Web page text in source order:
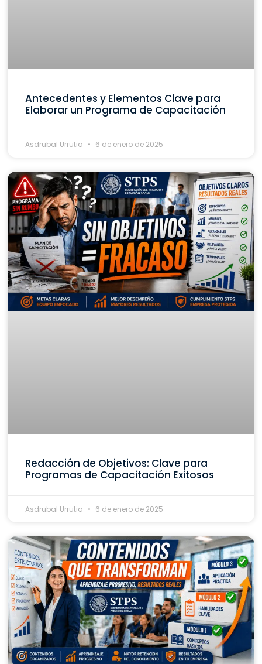
Antecedentes y Elementos Clave para
Elaborar un Programa de Capacitación
Asdrubal Urrutia 6 de enero de 2025
Redacción de Objetivos: Clave para
Programas de Capacitación Exitosos
Asdrubal Urrutia 6 de enero de 2025